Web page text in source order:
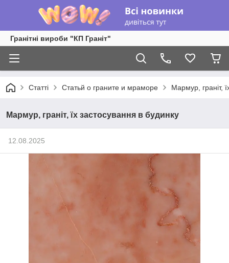
Гранітні вироби "КП Граніт"
Статті Статьй о граните и мраморе Мармур, граніт,
Мармур, граніт, їх застосування в будинку
12.08.2025